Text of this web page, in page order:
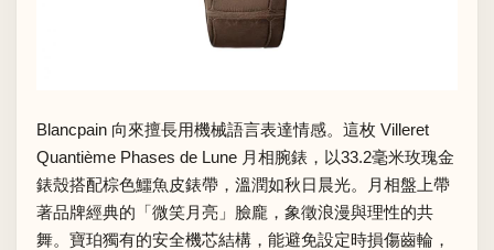
Blancpain 向來擅長用機械語言表達情感。這枚 Villeret
Quantième Phases de Lune 月相腕錶，以33.2毫米玫瑰金
錶殼搭配棕色鱷魚皮錶帶，溫潤如秋日晨光。月相盤上帶
著品牌經典的「微笑月亮」臉龐，象徵浪漫與理性的共
舞。寶珀獨有的安全機芯結構，能避免設定時損傷齒輪，